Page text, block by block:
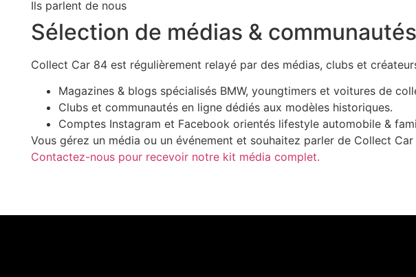
Ils parlent de nous
Sélection de médias & communautés
Collect Car 84 est régulièrement relayé par des médias, clubs et
Magazines & blogs spécialisés BMW, youngtimers et voitures de
Clubs et communautés en ligne dédiés aux modèles historiques.
Comptes Instagram et Facebook orientés lifestyle automobile &
Vous gérez un média ou un événement et souhaitez parler de Collect Car
Contactez-nous pour recevoir notre kit média complet.